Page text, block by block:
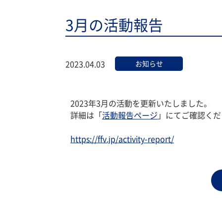
3月の活動報告
2023.04.03 お知らせ
2023年3月の活動を更新いたしました。
詳細は「活動報告ページ 」にてご確認くだ
https://ffv.jp/activity-report/